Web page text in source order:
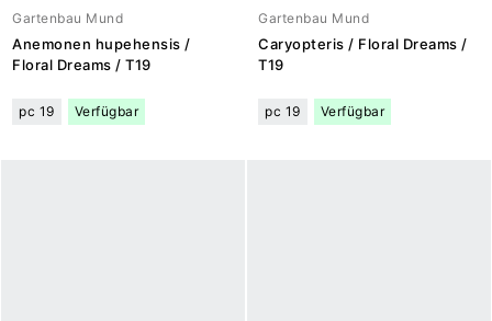
Gartenbau Mund
Anemonen hupehensis /
Floral Dreams / T19
pc 19 Verfügbar
Gartenbau Mund
Caryopteris / Floral Dreams /
T19
pc 19 Verfügbar